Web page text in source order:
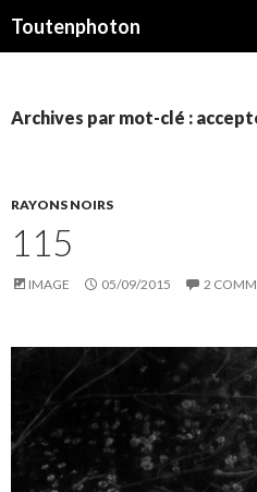
Toutenphoton
Archives par mot-clé :
RAYONS NOIRS
115
IMAGE 05/09/2015 2